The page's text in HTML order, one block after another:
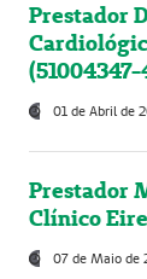
Prestador
(51004347-
01 de Abril de
Prestador
Clínico
07 de Maio de